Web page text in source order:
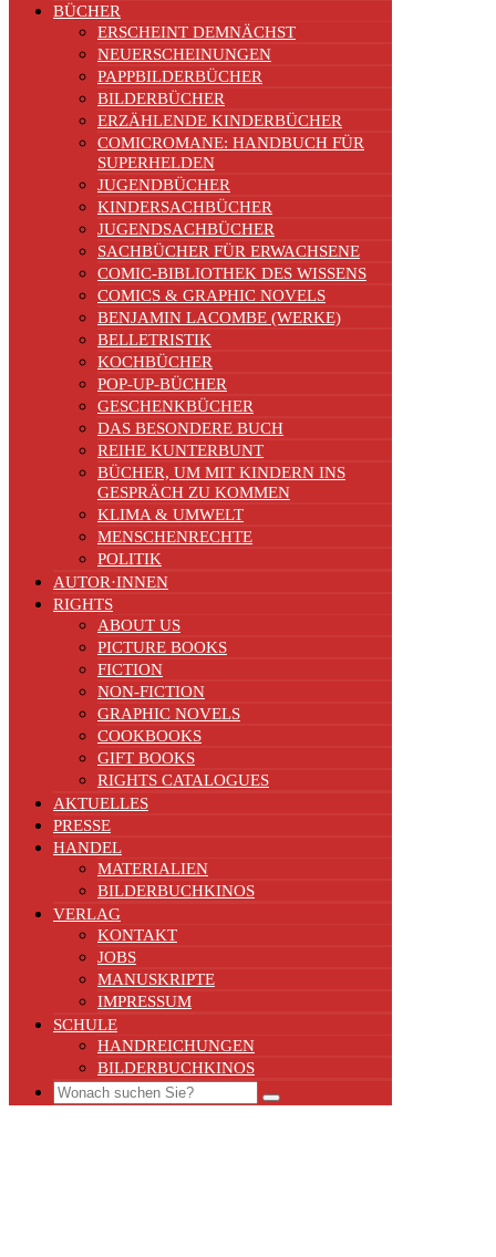
BÜCHER
ERSCHEINT DEMNÄCHST
NEUERSCHEINUNGEN
PAPPBILDERBÜCHER
BILDERBÜCHER
ERZÄHLENDE KINDERBÜCHER
COMICROMANE: HANDBUCH FÜR
SUPERHELDEN
JUGENDBÜCHER
KINDERSACHBÜCHER
JUGENDSACHBÜCHER
SACHBÜCHER FÜR ERWACHSENE
COMIC-BIBLIOTHEK DES WISSENS
COMICS & GRAPHIC NOVELS
BENJAMIN LACOMBE (WERKE)
BELLETRISTIK
KOCHBÜCHER
POP-UP-BÜCHER
GESCHENKBÜCHER
DAS BESONDERE BUCH
REIHE KUNTERBUNT
BÜCHER, UM MIT KINDERN INS
GESPRÄCH ZU KOMMEN
KLIMA & UMWELT
MENSCHENRECHTE
POLITIK
AUTOR·INNEN
RIGHTS
ABOUT US
PICTURE BOOKS
FICTION
NON-FICTION
GRAPHIC NOVELS
COOKBOOKS
GIFT BOOKS
RIGHTS CATALOGUES
AKTUELLES
PRESSE
HANDEL
MATERIALIEN
BILDERBUCHKINOS
VERLAG
KONTAKT
JOBS
MANUSKRIPTE
IMPRESSUM
SCHULE
HANDREICHUNGEN
BILDERBUCHKINOS
Search